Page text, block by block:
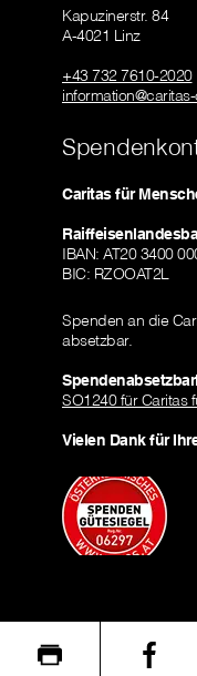
Kapuzinerstr. 84
A-4021 Linz
+43 732 7610-2020
Caritas für
IBAN: AT20 3400
BIC: RZOOAT2L
Spenden an die
absetzbar.
SO1240 für Caritas
Vielen Dank für